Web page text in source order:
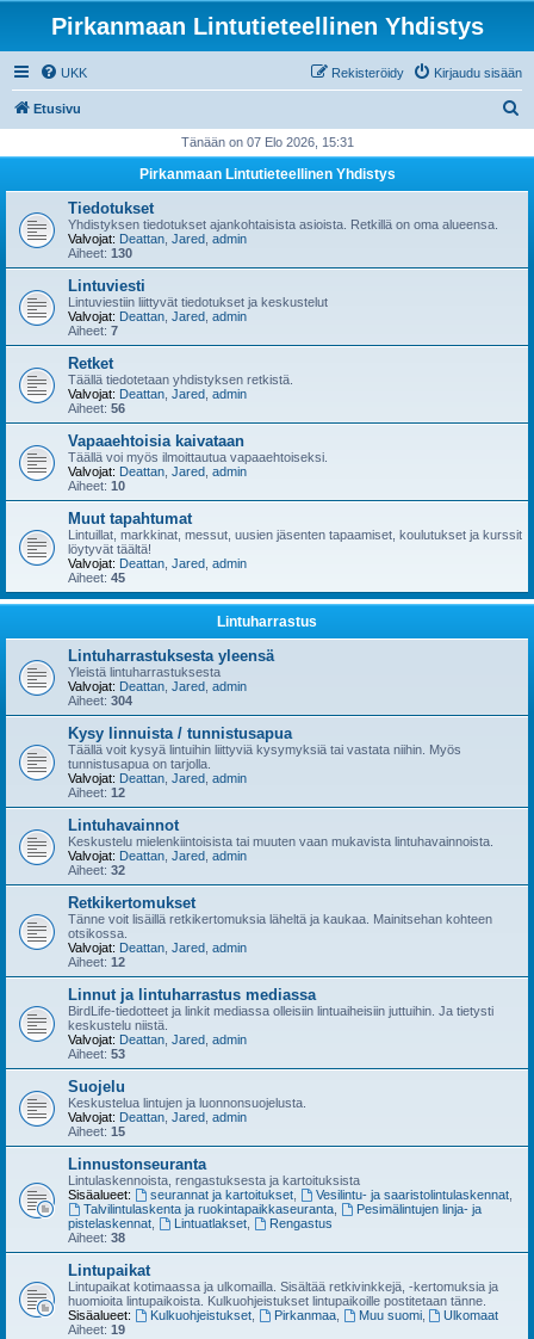
Pirkanmaan Lintutieteellinen Yhdistys
UKK Kirjaudu sisään
Rekisteröidy
Etusivu
i
Tänään on 07 Elo 2026, 15:31
Pirkanmaan Lintutieteellinen Yhdistys
Tiedotukset
Yhdistyksen tiedotukset ajankohtaisista asioista. Retkillä on oma alueensa.
Valvojat: Deattan Jared admin
Aiheet: 130
Lintuviesti
Lintuviestiin liittyvät tiedotukset ja keskustelut
Valvojat: Deattan Jared admin
Aiheet: 7
Retket
Täällä tiedotetaan yhdistyksen retkistä.
Valvojat: Deattan Jared admin
Aiheet: 56
Vapaaehtoisia kaivataan
Täällä voi myös ilmoittautua vapaaehtoiseksi.
Valvojat: Deattan Jared admin
Aiheet: 10
Muut tapahtumat
Lintuillat, markkinat, messut, uusien jäsenten tapaamiset, koulutukset ja kurssit
löytyvät täältä!
Valvojat: Deattan Jared admin
Aiheet: 45
Lintuharrastus
Lintuharrastuksesta yleensä
Yleistä lintuharrastuksesta
Valvojat: Deattan Jared admin
Aiheet: 304
Kysy linnuista / tunnistusapua
Täällä voit kysyä lintuihin liittyviä kysymyksiä tai vastata niihin. Myös
tunnistusapua on tarjolla.
Valvojat: Deattan Jared admin
Aiheet: 12
Lintuhavainnot
Keskustelu mielenkiintoisista tai muuten vaan mukavista lintuhavainnoista.
Valvojat: Deattan Jared admin
Aiheet: 32
Retkikertomukset
Tänne voit lisäillä retkikertomuksia läheltä ja kaukaa. Mainitsehan kohteen
otsikossa.
Valvojat: Deattan Jared admin
Aiheet: 12
Linnut ja lintuharrastus mediassa
BirdLife-tiedotteet ja linkit mediassa olleisiin lintuaiheisiin juttuihin. Ja tietysti
keskustelu niistä.
Valvojat: Deattan Jared admin
Aiheet: 53
Suojelu
Keskustelua lintujen ja luonnonsuojelusta.
Valvojat: Deattan Jared admin
Aiheet: 15
Linnustonseuranta
Lintulaskennoista, rengastuksesta ja kartoituksista
Sisäalueet:
seurannat ja kartoitukset, Vesilintu- ja saaristolintulaskennat,
Talvilintulaskenta ja ruokintapaikkaseuranta,
Pesimälintujen linja- ja
pistelaskennat
Lintuatlakset,
Rengastus
Aiheet: 38
Lintupaikat
Lintupaikat kotimaassa ja ulkomailla. Sisältää retkivinkkejä, -kertomuksia ja
huomioita lintupaikoista. Kulkuohjeistukset lintupaikoille postitetaan tänne.
Sisäalueet:
Kulkuohjeistukset, Pirkanmaa, Muu suomi,
Ulkomaat
Aiheet: 19